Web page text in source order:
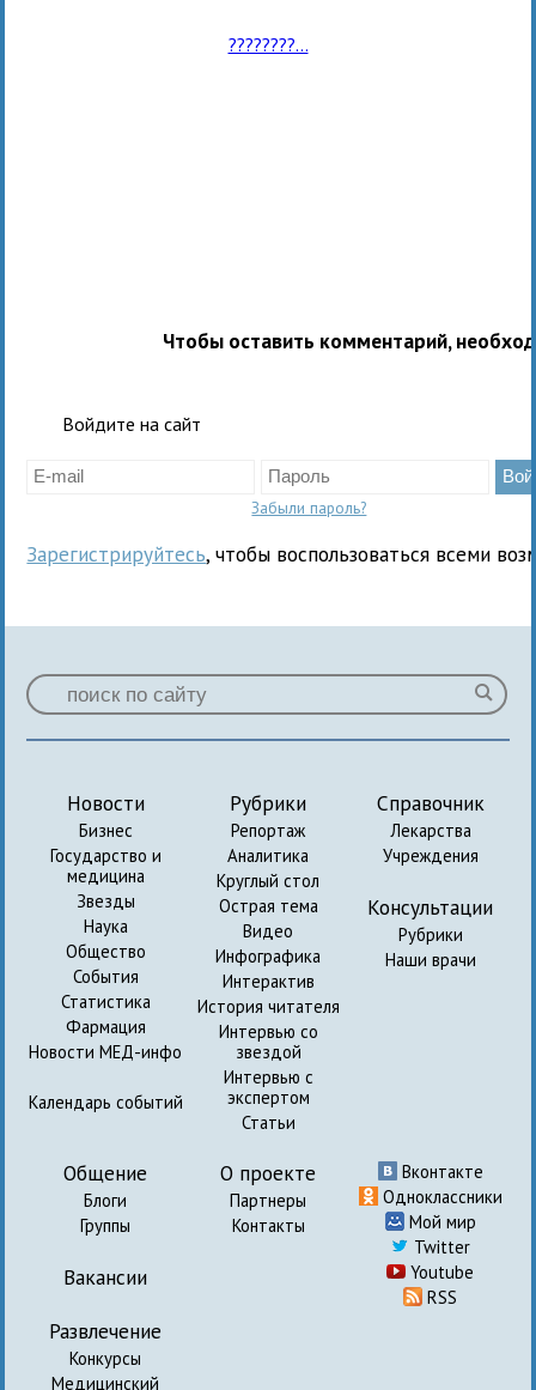
????????...
Чтобы оставить комментарий,
Войдите на сайт
Забыли пароль?
Зарегистрируйтесь, чтобы воспользоваться всеми
Новости
Бизнес
Государство и
медицина
Звезды
Наука
Общество
События
Статистика
Фармация
Новости МЕД-инфо
Календарь событий
Рубрики
Репортаж
Аналитика
Круглый стол
Острая тема
Видео
Инфографика
Интерактив
История читателя
Интервью со
звездой
Интервью с
экспертом
Статьи
Справочник
Лекарства
Учреждения
Консультации
Рубрики
Наши врачи
Общение
Блоги
Группы
Вакансии
Развлечение
Конкурсы
Медицинский
О проекте
Партнеры
Контакты
Вконтакте
Одноклассники
Мой мир
Twitter
Youtube
RSS